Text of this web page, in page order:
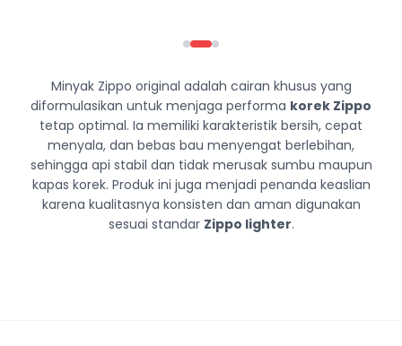
Minyak Zippo original adalah cairan khusus yang
diformulasikan untuk menjaga performa korek Zippo
tetap optimal. Ia memiliki karakteristik bersih, cepat
menyala, dan bebas bau menyengat berlebihan,
sehingga api stabil dan tidak merusak sumbu maupun
kapas korek. Produk ini juga menjadi penanda keaslian
karena kualitasnya konsisten dan aman digunakan
sesuai standar Zippo lighter.